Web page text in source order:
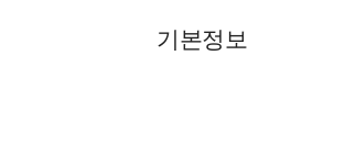
기본정보